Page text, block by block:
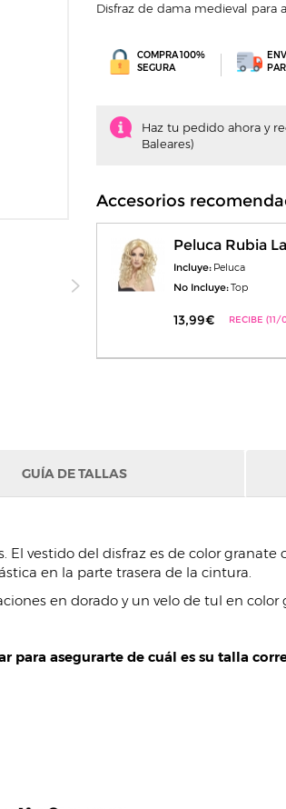
Disfraz de dama medieval
COMPRA 100%
SEGURA
Haz tu pedido ahora y
Baleares)
Accesorios
Peluca Rubia
Incluye: Peluca
No Incluye:Top
13,99€ RECIBE (11/
GUÍA DE TALLAS
vestido del disfraz es de color granate
en la parte trasera de la cintura.
en dorado y un velo de tul en color
para asegurarte de cuál es su talla